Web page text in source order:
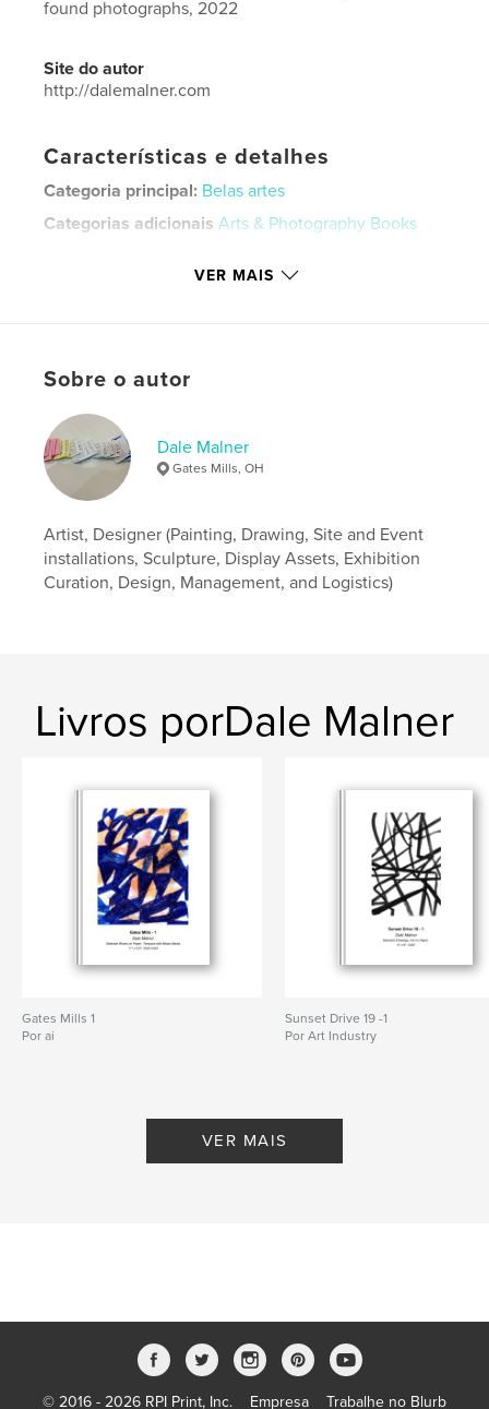
found photographs, 2022
Site do autor
http://dalemalner.com
Características e detalhes
Categoria principal: Belas artes
Categorias adicionais Arts & Photography Books
Palavras-chavee
VER MAIS
Sobre o autor
Dale Malner
Gates Mills, OH
Artist, Designer (Painting, Drawing, Site and Event
installations, Sculpture, Display Assets, Exhibition
Curation, Design, Management, and Logistics)
Livros porDale Malner
Gates Mills 1
Por ai
Sunset Drive 19 -1
Por Art Industry
VER MAIS
© 2016 - 2026 RPI Print, Inc. Empresa Trabalhe no Blurb